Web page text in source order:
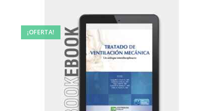
¡OFERTA!